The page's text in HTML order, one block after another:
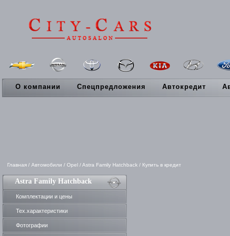
О компании Спецпредложения Автокредит
Главная / Автомобили / Opel /Astra Family Hatchback / Купить в кредит
Astra Family Hatchback
Комплектации и цены
Тех.характеристики
Фотографии